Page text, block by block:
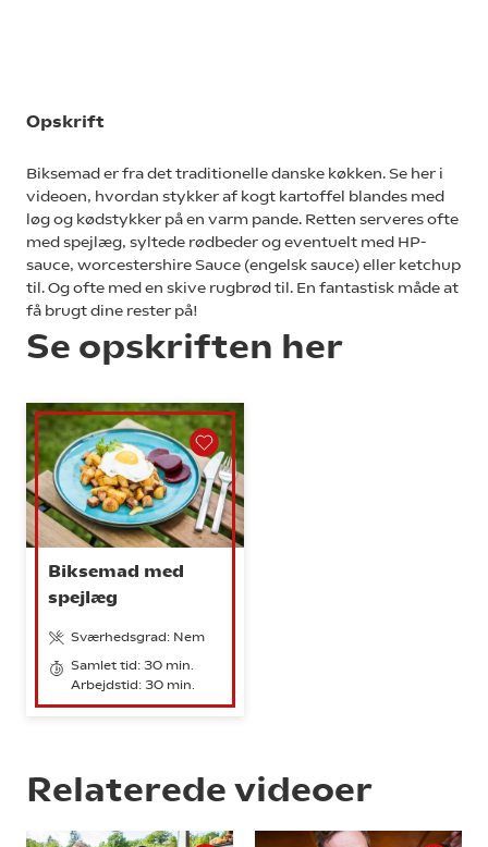
Opskrift
Biksemad er fra det traditionelle danske køkken. Se her i
videoen, hvordan stykker af kogt kartoffel blandes med
løg og kødstykker på en varm pande. Retten serveres ofte
med spejlæg, syltede rødbeder og eventuelt med HP-
sauce, worcestershire Sauce (engelsk sauce) eller ketchup
til. Og ofte med en skive rugbrød til. En fantastisk måde at
få brugt dine rester på!
Se opskriften her
Biksemad med
spejlæg
Sværhedsgrad: Nem
Samlet tid: 30 min.
Arbejdstid: 30 min.
Relaterede videoer